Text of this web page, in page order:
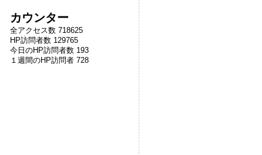
カウンター
全アクセス数 718625
HP訪問者数 129765
今日のHP訪問者数 193
１週間のHP訪問者 728